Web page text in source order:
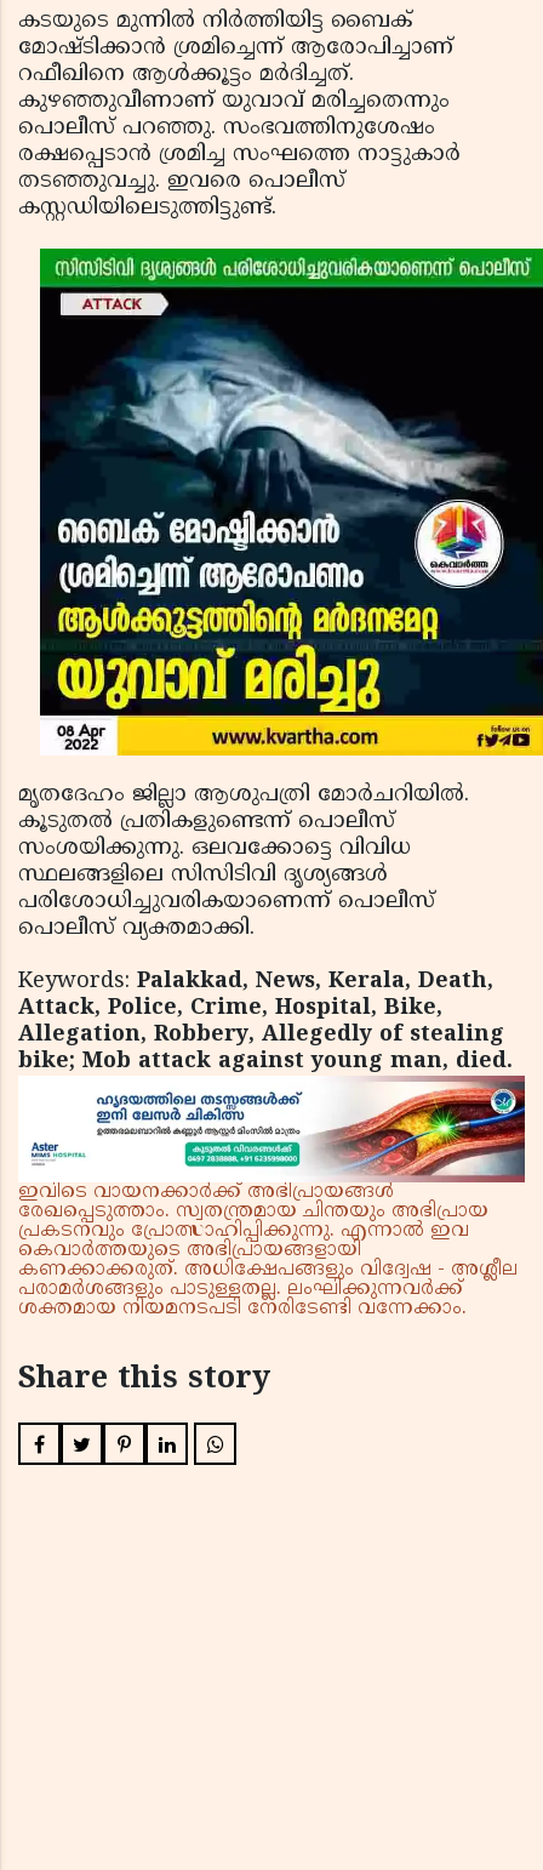
കടയുടെ മുന്നില്‍ നിര്‍ത്തിയിട്ട ബൈക്
മോഷ്ടിക്കാന്‍ ശ്രമിച്ചെന്ന് ആരോപിച്ചാണ്
റഫീഖിനെ ആള്‍ക്കൂട്ടം മര്‍ദിച്ചത്.
കുഴഞ്ഞുവീണാണ് യുവാവ് മരിച്ചതെന്നും
പൊലീസ് പറഞ്ഞു. സംഭവത്തിനുശേഷം
രക്ഷപ്പെടാന്‍ ശ്രമിച്ച സംഘത്തെ നാട്ടുകാര്‍
തടഞ്ഞുവച്ചു. ഇവരെ പൊലീസ്
കസ്റ്റഡിയിലെടുത്തിട്ടുണ്ട്.
മൃതദേഹം ജില്ലാ ആശുപത്രി മോര്‍ചറിയില്‍.
കൂടുതല്‍ പ്രതികളുണ്ടെന്ന് പൊലീസ്
സംശയിക്കുന്നു. ഒലവക്കോട്ടെ വിവിധ
സ്ഥലങ്ങളിലെ സിസിടിവി ദൃശ്യങ്ങള്‍
പരിശോധിച്ചുവരികയാണെന്ന് പൊലീസ്
പൊലീസ് വ്യക്തമാക്കി.
Keywords: Palakkad, News, Kerala, Death,
Attack, Police, Crime, Hospital, Bike,
Allegation, Robbery, Allegedly of stealing
bike; Mob attack against young man, died.
ഇവിടെ വായനക്കാർക്ക് അഭിപ്രായങ്ങൾ
രേഖപ്പെടുത്താം. സ്വതന്ത്രമായ ചിന്തയും അഭിപ്രായ
പ്രകടനവും പ്രോത്സാഹിപ്പിക്കുന്നു. എന്നാൽ ഇവ
കെവാർത്തയുടെ അഭിപ്രായങ്ങളായി
കണക്കാക്കരുത്. അധിക്ഷേപങ്ങളും വിദ്വേഷ - അശ്ലീല
പരാമർശങ്ങളും പാടുള്ളതല്ല. ലംഘിക്കുന്നവർക്ക്
ശക്തമായ നിയമനടപടി നേരിടേണ്ടി വന്നേക്കാം.
Share this story